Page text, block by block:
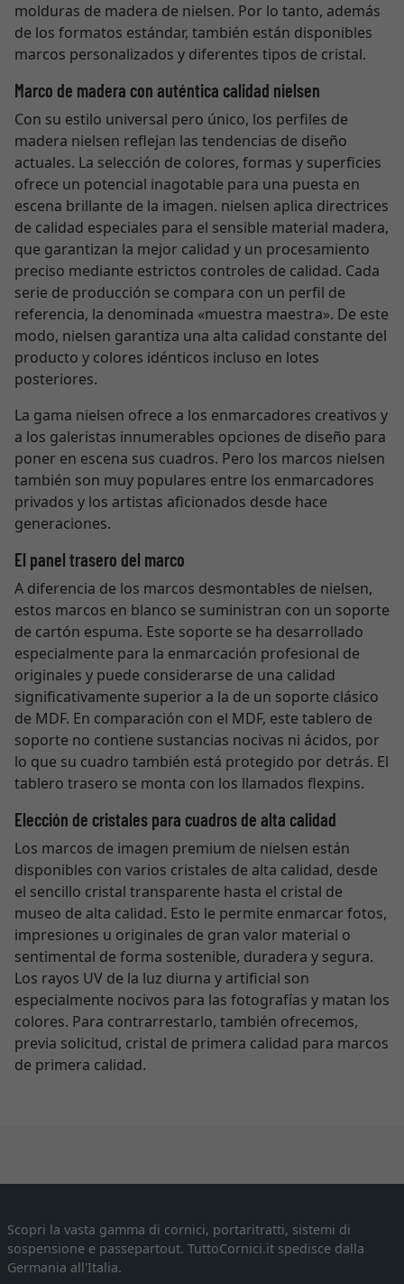
molduras de madera de nielsen. Por lo tanto, además
de los formatos estándar, también están disponibles
marcos personalizados y diferentes tipos de cristal.
Marco de madera con auténtica calidad nielsen
Con su estilo universal pero único, los perfiles de
madera nielsen reflejan las tendencias de diseño
actuales. La selección de colores, formas y superficies
ofrece un potencial inagotable para una puesta en
escena brillante de la imagen. nielsen aplica directrices
de calidad especiales para el sensible material madera,
que garantizan la mejor calidad y un procesamiento
preciso mediante estrictos controles de calidad. Cada
serie de producción se compara con un perfil de
referencia, la denominada «muestra maestra». De este
modo, nielsen garantiza una alta calidad constante del
producto y colores idénticos incluso en lotes
posteriores.
La gama nielsen ofrece a los enmarcadores creativos y
a los galeristas innumerables opciones de diseño para
poner en escena sus cuadros. Pero los marcos nielsen
también son muy populares entre los enmarcadores
privados y los artistas aficionados desde hace
generaciones.
El panel trasero del marco
A diferencia de los marcos desmontables de nielsen,
estos marcos en blanco se suministran con un soporte
de cartón espuma. Este soporte se ha desarrollado
especialmente para la enmarcación profesional de
originales y puede considerarse de una calidad
significativamente superior a la de un soporte clásico
de MDF. En comparación con el MDF, este tablero de
soporte no contiene sustancias nocivas ni ácidos, por
lo que su cuadro también está protegido por detrás. El
tablero trasero se monta con los llamados flexpins.
Elección de cristales para cuadros de alta calidad
Los marcos de imagen premium de nielsen están
disponibles con varios cristales de alta calidad, desde
el sencillo cristal transparente hasta el cristal de
museo de alta calidad. Esto le permite enmarcar fotos,
impresiones u originales de gran valor material o
sentimental de forma sostenible, duradera y segura.
Los rayos UV de la luz diurna y artificial son
especialmente nocivos para las fotografías y matan los
colores. Para contrarrestarlo, también ofrecemos,
previa solicitud, cristal de primera calidad para marcos
de primera calidad.
Scopri la vasta gamma di cornici, portaritratti, sistemi di
sospensione e passepartout. TuttoCornici.it spedisce dalla
Germania all'Italia.